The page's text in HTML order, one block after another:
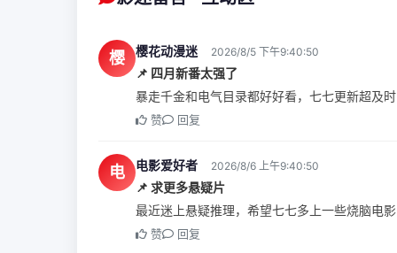
樱 樱花动漫迷 2026/8/5 下午9:40:50
📌 四月新番太强了
暴走千金和电气目录都好好看，七七更新超及
赞 回复
电 电影爱好者 2026/8/6 上午9:40:50
📌 求更多悬疑片
最近迷上悬疑推理，希望七七多上一些烧脑电
赞 回复